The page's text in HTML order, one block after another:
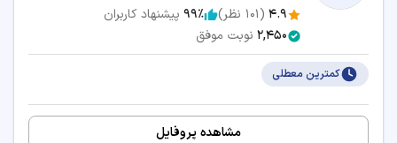
4.9
(
101 نظر) 99٪ پیشنهاد کاربران
2,450 نوبت موفق
کمترین معطلی
مشاهده پروفایل